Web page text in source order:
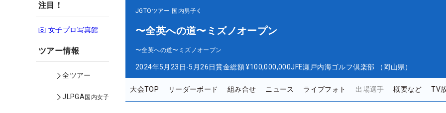
注目！
女子プロ写真館
ツアー情報
全ツアー
JLPGA国内女子
JGTOツアー 国内男子
〜全英への道〜ミズノオープン
〜全英への道〜ミズノオープン
2024年5月23日-5月26日賞金総額 ¥100,000,000JFE瀬戸内海ゴルフ倶楽部 （岡山県）
大会TOP リーダーボード 組み合せ ニュース ライブフォト 出場選手 概要など TV